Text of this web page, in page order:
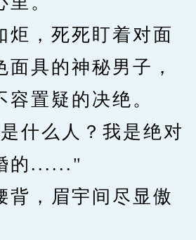
，死死盯着对面
面具的神秘男子，
置疑的决绝。
么人？我是绝对
的......"
，眉宇间尽显傲